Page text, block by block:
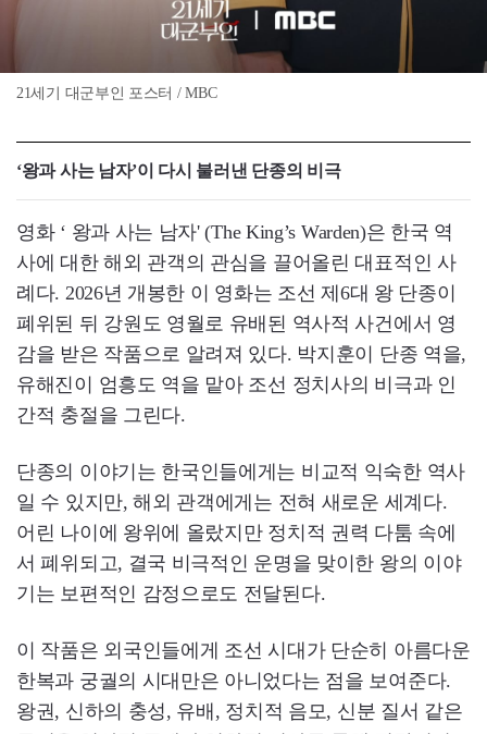
21세기 대군부인 포스터 / MBC
‘왕과 사는 남자’이 다시 불러낸 단종의 비극
영화 ‘ 왕과 사는 남자' (The King’s Warden)은 한국 역
사에 대한 해외 관객의 관심을 끌어올린 대표적인 사
례다. 2026년 개봉한 이 영화는 조선 제6대 왕 단종이
폐위된 뒤 강원도 영월로 유배된 역사적 사건에서 영
감을 받은 작품으로 알려져 있다. 박지훈이 단종 역을,
유해진이 엄흥도 역을 맡아 조선 정치사의 비극과 인
간적 충절을 그린다.
단종의 이야기는 한국인들에게는 비교적 익숙한 역사
일 수 있지만, 해외 관객에게는 전혀 새로운 세계다.
어린 나이에 왕위에 올랐지만 정치적 권력 다툼 속에
서 폐위되고, 결국 비극적인 운명을 맞이한 왕의 이야
기는 보편적인 감정으로도 전달된다.
이 작품은 외국인들에게 조선 시대가 단순히 아름다운
한복과 궁궐의 시대만은 아니었다는 점을 보여준다.
왕권, 신하의 충성, 유배, 정치적 음모, 신분 질서 같은